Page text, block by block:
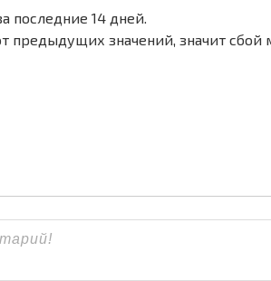
последние 14 дней.
предыдущих значений, значит сбой